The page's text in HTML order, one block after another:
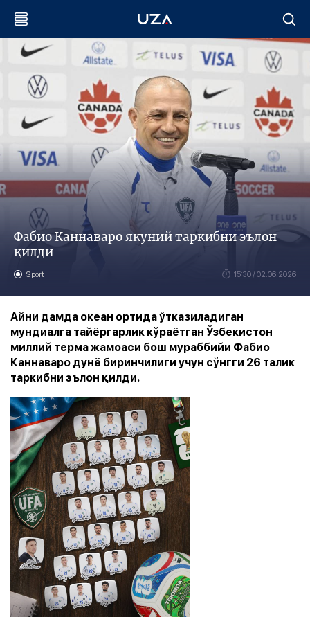
Фабио Каннаваро якуний таркибни эълон
қилди
Sport 15:30 / 02.06.2026
Айни дамда океан ортида ўтказиладиган
мундиалга тайёргарлик кўраётган Ўзбекистон
миллий терма жамоаси бош мураббийи Фабио
Каннаваро дунё биринчилиги учун сўнгги 26 талик
таркибни эълон қилди.